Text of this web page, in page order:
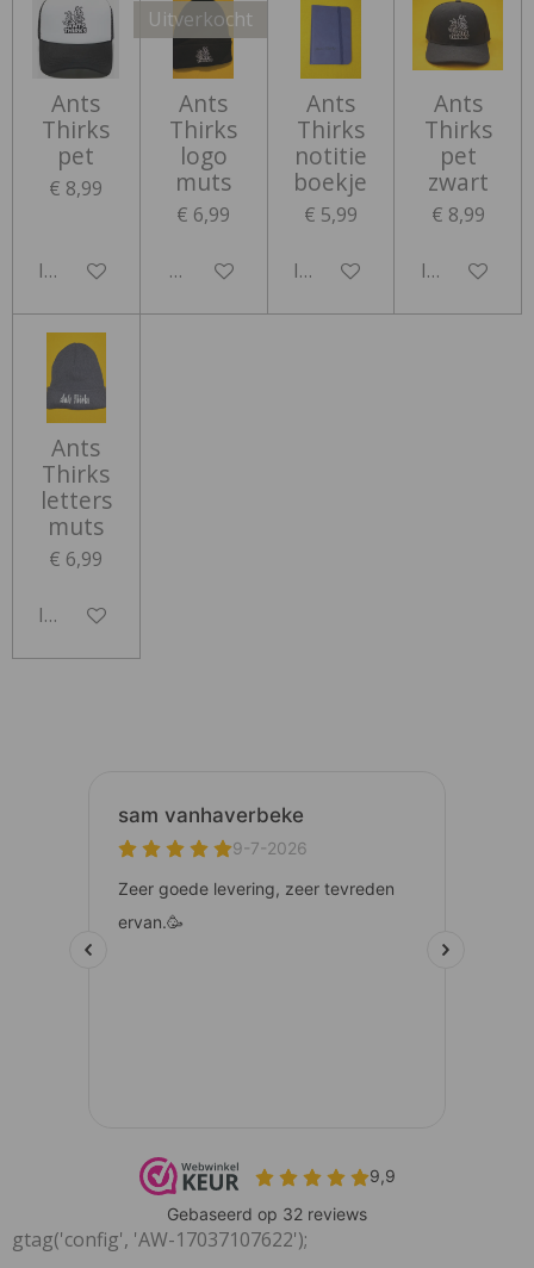
Ants
Thirks
pet
€ 8,99
In winkelwagen
Uitverkocht
Ants
Thirks
logo
muts
€ 6,99
Houd mij op de hoogte
Ants
Thirks
notitie
boekje
€ 5,99
In winkelwagen
Ants
Thirks
pet
zwart
€ 8,99
In
Ants
Thirks
letters
muts
€ 6,99
In winkelwagen
gtag('config', 'AW-17037107622');